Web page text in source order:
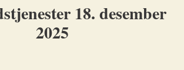
18. desember
2025